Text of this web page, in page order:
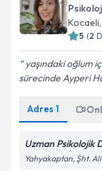
Kocaeli
5 (2
yaşındaki oğlum
sürecinde Ayperi
Adres 1
Uzman Psikolojik
Yahyakaptan, Şht.